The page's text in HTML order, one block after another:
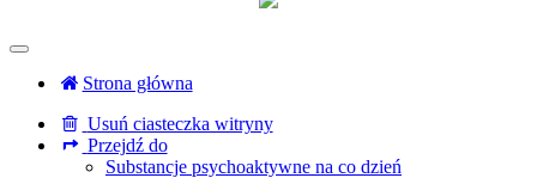
Strona główna
Usuń ciasteczka witryny
Przejdź do
Substancje psychoaktywne na co dzień